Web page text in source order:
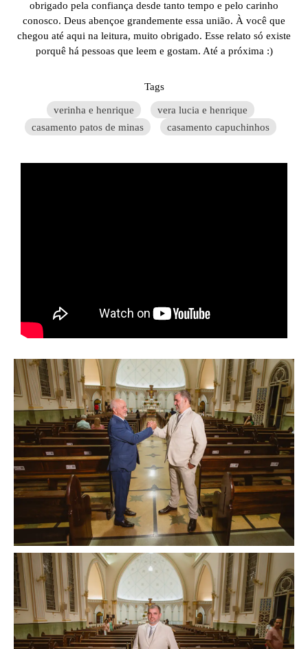
obrigado pela confiança desde tanto tempo e pelo carinho
conosco. Deus abençoe grandemente essa união. À você que
chegou até aqui na leitura, muito obrigado. Esse relato só existe
porquê há pessoas que leem e gostam. Até a próxima :)
Tags
verinha e henrique
vera lucia e henrique
casamento patos de minas
casamento capuchinhos